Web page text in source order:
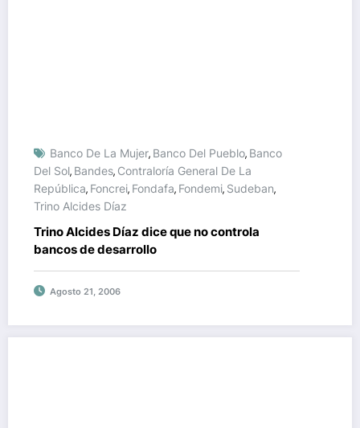
Banco De La Mujer, Banco Del Pueblo, Banco
Del Sol, Bandes, Contraloría General De La
República, Foncrei, Fondafa, Fondemi, Sudeban,
Trino Alcides Díaz
Trino Alcides Díaz dice que no controla
bancos de desarrollo
Agosto 21, 2006